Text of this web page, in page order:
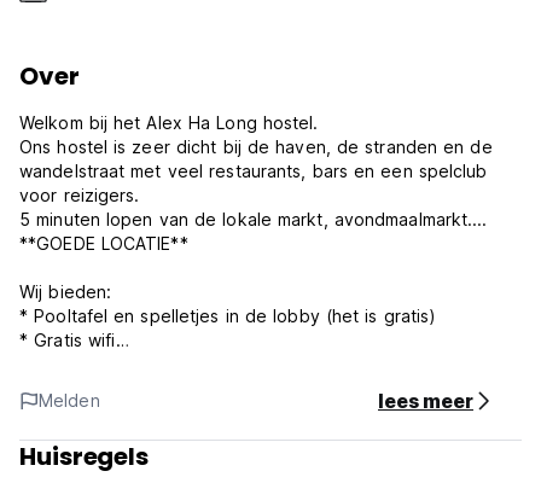
Over
Welkom bij het Alex Ha Long hostel.
Ons hostel is zeer dicht bij de haven, de stranden en de
wandelstraat met veel restaurants, bars en een spelclub
voor reizigers.
5 minuten lopen van de lokale markt, avondmaalmarkt....
**GOEDE LOCATIE**
Wij bieden:
* Pooltafel en spelletjes in de lobby (het is gratis)
* Gratis wifi
* Gratis parkeren
* Gratis bagagewinkel
* Goede beveiliging
* Wasserette
Melden lees meer
Huisregels